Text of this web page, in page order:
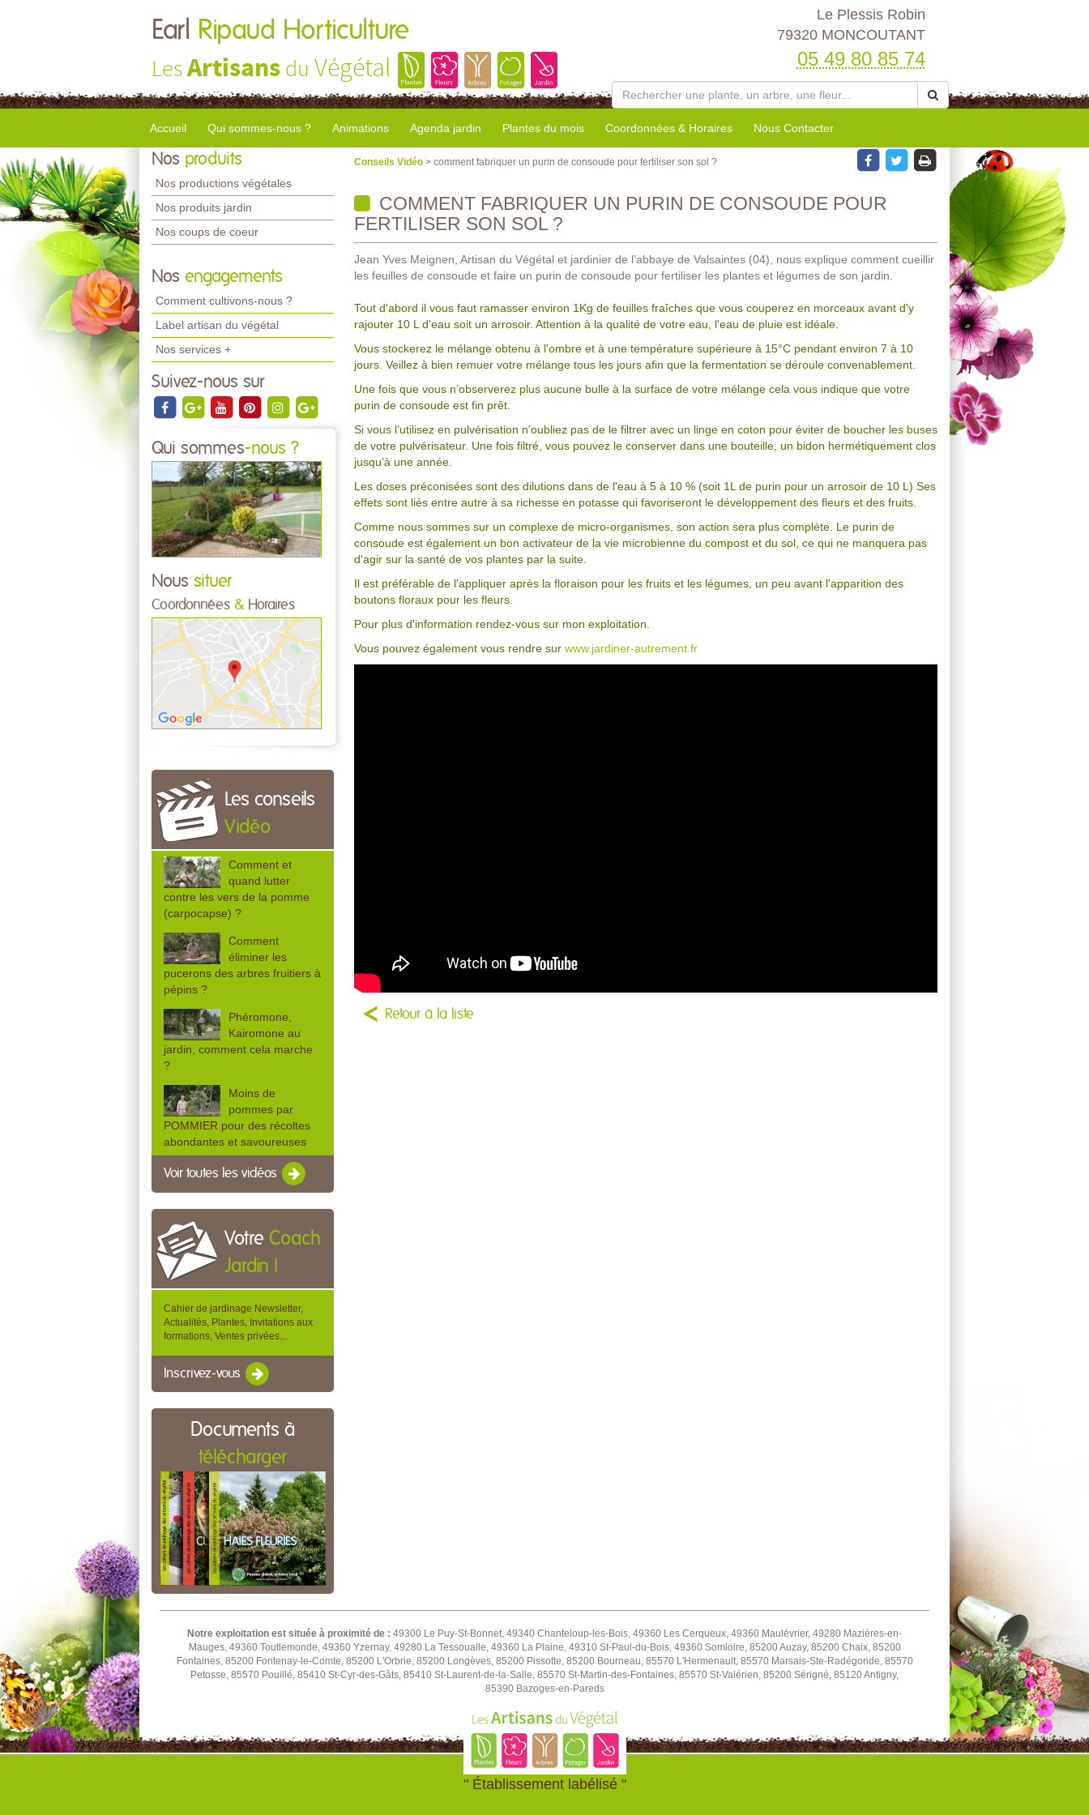
Earl Ripaud Horticulture
LesArtisans du Végétal
Le Plessis Robin
79320 MONCOUTANT
05 49 80 85 74
Accueil Qui sommes-nous ? Animations Agenda jardin Plantes du mois Coordonnées & Horaires Nous Contacter
Nos produits
Nos productions végétales
Nos produits jardin
Nos coups de coeur
Nos engagements
Comment cultivons-nous ?
Label artisan du végétal
Nos services +
Suivez-nous sur
Qui sommes-nous ?
Nous situer
Coordonnées & Horaires
Les conseils
Vidéo
Comment et
quand lutter
contre les vers de la pomme
(carpocapse) ?
Comment
éliminer les
pucerons des arbres fruitiers à
pépins ?
Phéromone,
Kairomone au
jardin, comment cela marche
?
Moins de
pommes par
POMMIER pour des récoltes
abondantes et savoureuses
Voir toutes les vidéos
Votre Coach
Jardin !
Cahier de jardinage Newsletter,
Actualités, Plantes, Invitations aux
formations, Ventes privées...
Inscrivez-vous
Documents à
télécharger
Conseils Vidéo > comment fabriquer un purin de consoude pour fertiliser son sol ?
COMMENT FABRIQUER UN PURIN DE CONSOUDE POUR
FERTILISER SON SOL ?
Jean Yves Meignen, Artisan du Végétal et jardinier de l’abbaye de Valsaintes (04), nous explique comment cueillir
les feuilles de consoude et faire un purin de consoude pour fertiliser les plantes et légumes de son jardin.
Tout d'abord il vous faut ramasser environ 1Kg de feuilles fraîches que vous couperez en morceaux avant d'y
rajouter 10 L d'eau soit un arrosoir. Attention à la qualité de votre eau, l'eau de pluie est idéale.
Vous stockerez le mélange obtenu à l'ombre et à une température supérieure à 15°C pendant environ 7 à 10
jours. Veillez à bien remuer votre mélange tous les jours afin que la fermentation se déroule convenablement.
Une fois que vous n’observerez plus aucune bulle à la surface de votre mélange cela vous indique que votre
purin de consoude est fin prêt.
Si vous l’utilisez en pulvérisation n'oubliez pas de le filtrer avec un linge en coton pour éviter de boucher les buses
de votre pulvérisateur. Une fois filtré, vous pouvez le conserver dans une bouteille, un bidon hermétiquement clos
jusqu’à une année.
Les doses préconisées sont des dilutions dans de l'eau à 5 à 10 % (soit 1L de purin pour un arrosoir de 10 L) Ses
effets sont liés entre autre à sa richesse en potasse qui favoriseront le développement des fleurs et des fruits.
Comme nous sommes sur un complexe de micro-organismes, son action sera plus complète. Le purin de
consoude est également un bon activateur de la vie microbienne du compost et du sol, ce qui ne manquera pas
d'agir sur la santé de vos plantes par la suite.
Il est préférable de l'appliquer après la floraison pour les fruits et les légumes, un peu avant l'apparition des
boutons floraux pour les fleurs.
Pour plus d'information rendez-vous sur mon exploitation.
Vous pouvez également vous rendre sur www.jardiner-autrement.fr
Retour à la liste
Notre exploitation est située à proximité de : 49300 Le Puy-St-Bonnet, 49340 Chanteloup-les-Bois, 49360 Les Cerqueux, 49360 Maulévrier, 49280 Mazières-en-
Mauges, 49360 Toutlemonde, 49360 Yzernay, 49280 La Tessoualle, 49360 La Plaine, 49310 St-Paul-du-Bois, 49360 Somloire, 85200 Auzay, 85200 Chaix, 85200
Fontaines, 85200 Fontenay-le-Comte, 85200 L'Orbrie, 85200 Longèves, 85200 Pissotte, 85200 Bourneau, 85570 L'Hermenault, 85570 Marsais-Ste-Radégonde, 85570
Petosse, 85570 Pouillé, 85410 St-Cyr-des-Gâts, 85410 St-Laurent-de-la-Salle, 85570 St-Martin-des-Fontaines, 85570 St-Valérien, 85200 Sérigné, 85120 Antigny,
85390 Bazoges-en-Pareds
" Établissement labélisé "